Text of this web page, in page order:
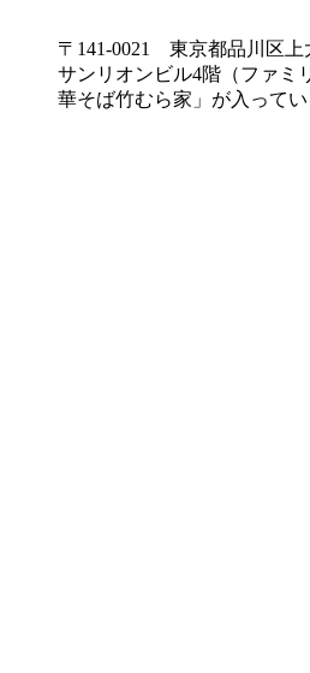
〒141-0021 東京都品川区上
サンリオンビル4階（ファミ
華そば竹むら家」が入ってい